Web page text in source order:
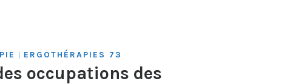
| ERGOTHÉRAPIES 73
occupations des